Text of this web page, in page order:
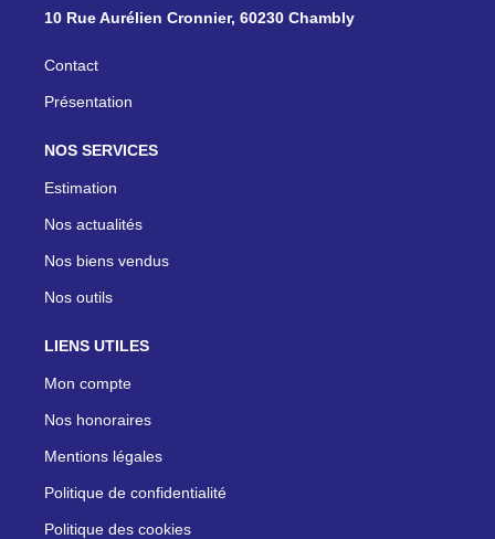
10 Rue Aurélien Cronnier, 60230 Chambly
Contact
Présentation
NOS SERVICES
Estimation
Nos actualités
Nos biens vendus
Nos outils
LIENS UTILES
Mon compte
Nos honoraires
Mentions légales
Politique de confidentialité
Politique des cookies